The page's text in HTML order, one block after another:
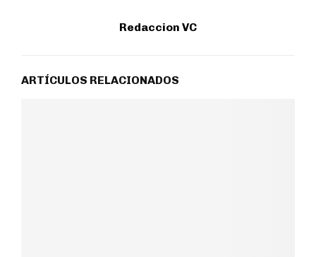
Redaccion VC
ARTÍCULOS RELACIONADOS